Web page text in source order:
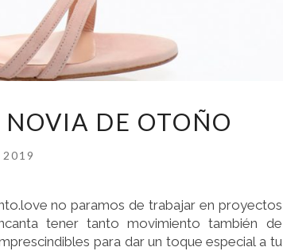
NOVIA DE OTOÑO
no paramos de trabajar en proyectos
tener tanto movimiento también de
para dar un toque especial a tu